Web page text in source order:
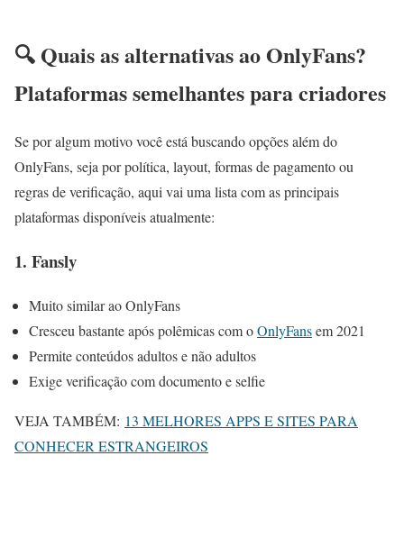
🔍 Quais as alternativas ao OnlyFans?
Plataformas semelhantes para criadores
Se por algum motivo você está buscando opções além do
OnlyFans, seja por política, layout, formas de pagamento ou
regras de verificação, aqui vai uma lista com as principais
plataformas disponíveis atualmente:
1. Fansly
Muito similar ao OnlyFans
Cresceu bastante após polêmicas com oOnlyFansem 2021
Permite conteúdos adultos e não adultos
Exige verificação com documento e selfie
VEJA TAMBÉM: 13 MELHORES APPS E SITES PARA
CONHECER ESTRANGEIROS